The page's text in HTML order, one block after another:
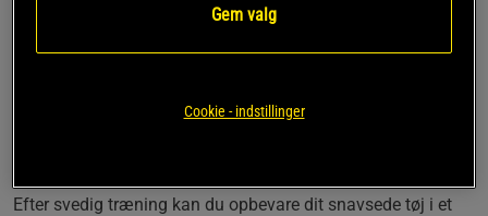
Separat rum til beskidt tøj
Efter svedig træning kan du opbevare dit snavsede tøj i et
Gem valg
Cookie - indstillinger